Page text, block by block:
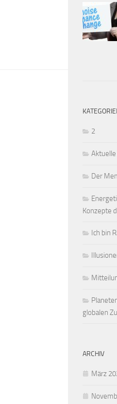
2
Aktuelle
Der
Konzepte
Ich bin
globalen
ARCHIV
März